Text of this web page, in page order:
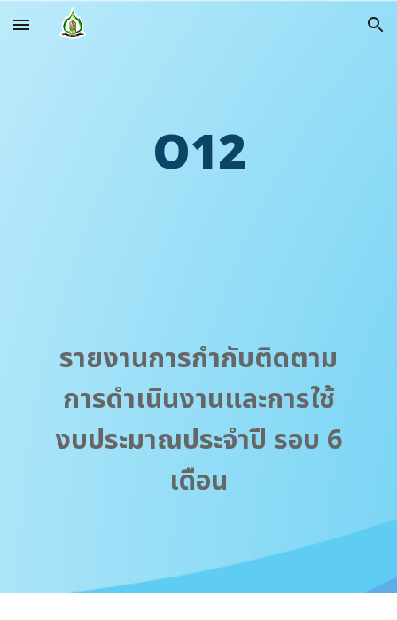
Skip to main content Skip to navigation
O12
รายงานการกำกับติดตาม
การดำเนินงานและการใช้
งบประมาณประจำปี รอบ 6
เดือน